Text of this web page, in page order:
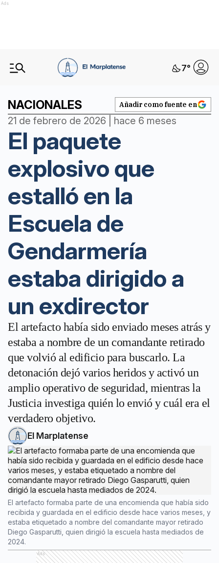
Ads
7°
NACIONALES Añadir como fuente en
21 de febrero de 2026 | hace 6 meses
El paquete
explosivo que
estalló en la
Escuela de
Gendarmería
estaba dirigido a
un exdirector
El artefacto había sido enviado meses atrás y
estaba a nombre de un comandante retirado
que volvió al edificio para buscarlo. La
detonación dejó varios heridos y activó un
amplio operativo de seguridad, mientras la
Justicia investiga quién lo envió y cuál era el
verdadero objetivo.
El Marplatense
El artefacto formaba parte de una encomienda que había sido
recibida y guardada en el edificio desde hace varios meses, y
estaba etiquetado a nombre del comandante mayor retirado
Diego Gasparutti, quien dirigió la escuela hasta mediados de
2024.
Ads